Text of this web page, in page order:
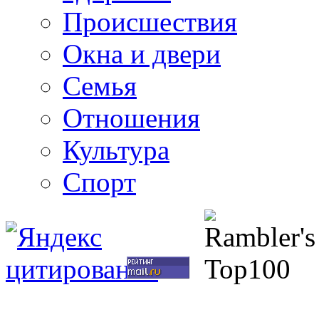
Происшествия
Окна и двери
Семья
Отношения
Культура
Спорт